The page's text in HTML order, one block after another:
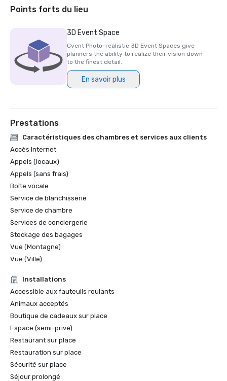
Points forts du lieu
3D Event Space
Cvent Photo-realistic 3D Event Spaces give
planners the ability to realize their vision down
to the finest detail.
En savoir plus
Prestations
Caractéristiques des chambres et services aux clients
Accès Internet
Appels (locaux)
Appels (sans frais)
Boîte vocale
Service de blanchisserie
Service de chambre
Services de conciergerie
Stockage des bagages
Vue (Montagne)
Vue (Ville)
Installations
Accessible aux fauteuils roulants
Animaux acceptés
Boutique de cadeaux sur place
Espace (semi-privé)
Restaurant sur place
Restauration sur place
Sécurité sur place
Séjour prolongé